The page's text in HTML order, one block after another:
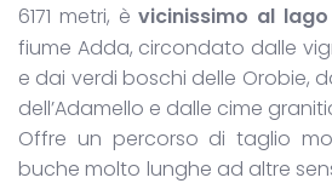
6171 metri, èvicinissimo al
fiume Adda, circondato dalle
e dai verdi boschi delle Orobie,
dell’Adamello e dalle cime
Offre un percorso di taglio
buche molto lunghe ad altre